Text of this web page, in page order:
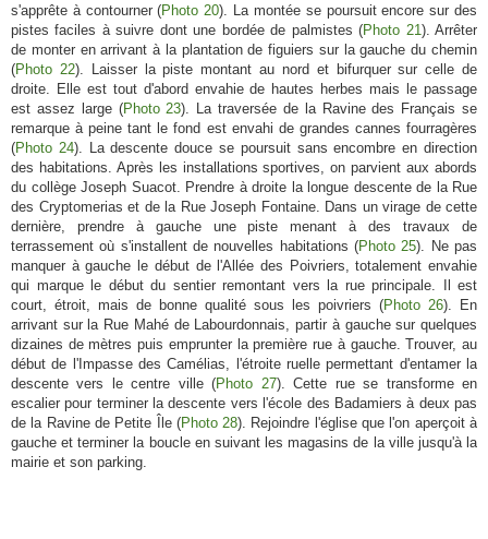
s'apprête à contourner (Photo 20). La montée se poursuit encore sur des
pistes faciles à suivre dont une bordée de palmistes (Photo 21). Arrêter
de monter en arrivant à la plantation de figuiers sur la gauche du chemin
(Photo 22). Laisser la piste montant au nord et bifurquer sur celle de
droite. Elle est tout d'abord envahie de hautes herbes mais le passage
est assez large (Photo 23). La traversée de la Ravine des Français se
remarque à peine tant le fond est envahi de grandes cannes fourragères
(Photo 24). La descente douce se poursuit sans encombre en direction
des habitations. Après les installations sportives, on parvient aux abords
du collège Joseph Suacot. Prendre à droite la longue descente de la Rue
des Cryptomerias et de la Rue Joseph Fontaine. Dans un virage de cette
dernière, prendre à gauche une piste menant à des travaux de
terrassement où s'installent de nouvelles habitations (Photo 25). Ne pas
manquer à gauche le début de l'Allée des Poivriers, totalement envahie
qui marque le début du sentier remontant vers la rue principale. Il est
court, étroit, mais de bonne qualité sous les poivriers (Photo 26). En
arrivant sur la Rue Mahé de Labourdonnais, partir à gauche sur quelques
dizaines de mètres puis emprunter la première rue à gauche. Trouver, au
début de l'Impasse des Camélias, l'étroite ruelle permettant d'entamer la
descente vers le centre ville (Photo 27). Cette rue se transforme en
escalier pour terminer la descente vers l'école des Badamiers à deux pas
de la Ravine de Petite Île (Photo 28). Rejoindre l'église que l'on aperçoit à
gauche et terminer la boucle en suivant les magasins de la ville jusqu'à la
mairie et son parking.